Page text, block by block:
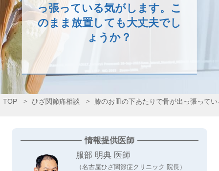
っ張っている気がします。こ
のまま放置しても大丈夫でし
ょうか？
TOP ひざ関節痛相談 膝のお皿の下あたりで骨が出っ張って
情報提供医師
服部 明典 医師
（名古屋ひざ関節症クリニック 院長）